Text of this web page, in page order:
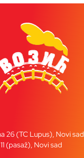
26 (TC Lupus), Novi sad
(pasaž), Novi sad